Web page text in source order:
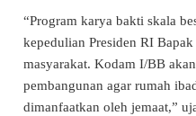
“Program karya bakti skala
kepedulian Presiden RI
masyarakat. Kodam I/BB
pembangunan agar rumah
dimanfaatkan oleh jemaat,”